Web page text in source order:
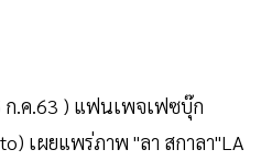
ก.ค.63 ) แฟนเพจเฟซบุ๊ก
เผยแพร่ภาพ "ลา สกาลา"LA